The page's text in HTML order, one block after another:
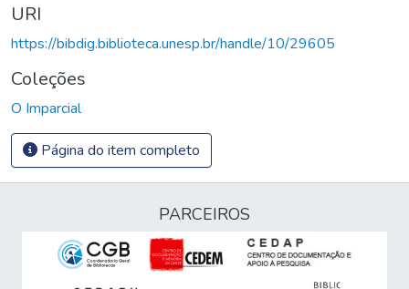
URI
https://bibdig.biblioteca.unesp.br/handle/10/29605
Coleções
O Imparcial
Página do item completo
PARCEIROS